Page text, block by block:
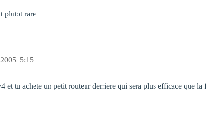
plutot rare
5:15
et tu achete un petit routeur derriere qui sera plus efficace que la